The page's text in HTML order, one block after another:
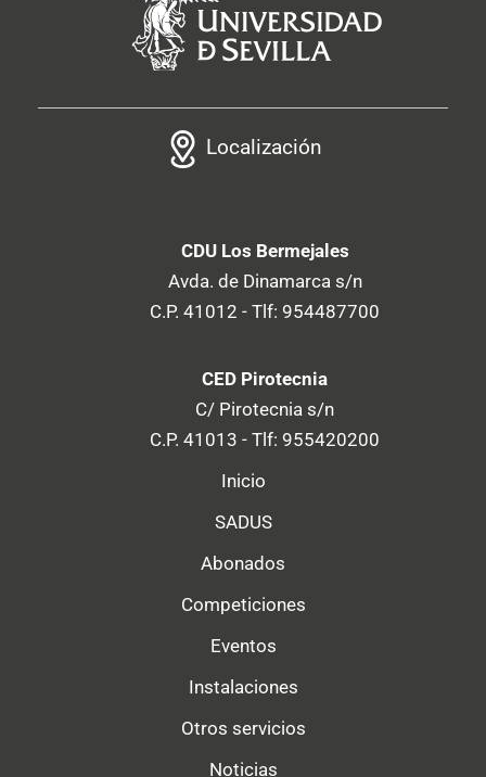
Localización
CDU Los Bermejales
Avda. de Dinamarca s/n
C.P. 41012 - Tlf: 954487700
CED Pirotecnia
C/ Pirotecnia s/n
C.P. 41013 - Tlf: 955420200
Inicio
SADUS
Abonados
Competiciones
Eventos
Instalaciones
Otros servicios
Noticias